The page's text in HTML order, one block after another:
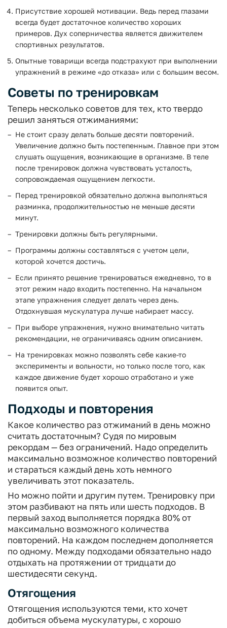
Присутствие хорошей мотивации. Ведь перед глазами
всегда будет достаточное количество хороших
примеров. Дух соперничества является движителем
спортивных результатов.
Опытные товарищи всегда подстрахуют при выполнении
упражнений в режиме «до отказа» или с большим весом.
Советы по тренировкам
Теперь несколько советов для тех, кто твердо
решил заняться отжиманиями:
Не стоит сразу делать больше десяти повторений.
Увеличение должно быть постепенным. Главное при этом
слушать ощущения, возникающие в организме. В теле
после тренировок должна чувствовать усталость,
сопровождаемая ощущением легкости.
Перед тренировкой обязательно должна выполняться
разминка, продолжительностью не меньше десяти
минут.
Тренировки должны быть регулярными.
Программы должны составляться с учетом цели,
которой хочется достичь.
Если принято решение тренироваться ежедневно, то в
этот режим надо входить постепенно. На начальном
этапе упражнения следует делать через день.
Отдохнувшая мускулатура лучше набирает массу.
При выборе упражнения, нужно внимательно читать
рекомендации, не ограничиваясь одним описанием.
На тренировках можно позволять себе какие-то
эксперименты и вольности, но только после того, как
каждое движение будет хорошо отработано и уже
появится опыт.
Подходы и повторения
Какое количество раз отжиманий в день можно
считать достаточным? Судя по мировым
рекордам — без ограничений. Надо определить
максимально возможное количество повторений
и стараться каждый день хоть немного
увеличивать этот показатель.
Но можно пойти и другим путем. Тренировку при
этом разбивают на пять или шесть подходов. В
первый заход выполняется порядка 80% от
максимально возможного количества
повторений. На каждом последнем дополняется
по одному. Между подходами обязательно надо
отдыхать на протяжении от тридцати до
шестидесяти секунд.
Отягощения
Отягощения используются теми, кто хочет
добиться объема мускулатуры, с хорошо